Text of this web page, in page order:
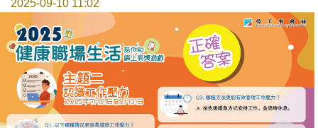
2025-09-10 11:02